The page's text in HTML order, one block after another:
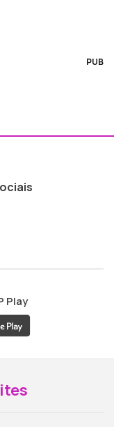
PUB
ao
Play